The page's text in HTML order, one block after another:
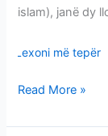
islam), janë dy
Lexoni më tepër
Read More »